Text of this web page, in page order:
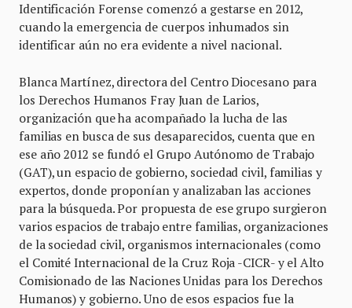
Identificación Forense comenzó a gestarse en 2012,
cuando la emergencia de cuerpos inhumados sin
identificar aún no era evidente a nivel nacional.
Blanca Martínez, directora del Centro Diocesano para
los Derechos Humanos Fray Juan de Larios,
organización que ha acompañado la lucha de las
familias en busca de sus desaparecidos, cuenta que en
ese año 2012 se fundó el Grupo Autónomo de Trabajo
(GAT), un espacio de gobierno, sociedad civil, familias y
expertos, donde proponían y analizaban las acciones
para la búsqueda. Por propuesta de ese grupo surgieron
varios espacios de trabajo entre familias, organizaciones
de la sociedad civil, organismos internacionales (como
el Comité Internacional de la Cruz Roja -CICR- y el Alto
Comisionado de las Naciones Unidas para los Derechos
Humanos) y gobierno. Uno de esos espacios fue la